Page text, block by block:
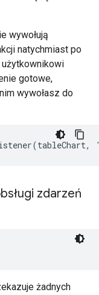
wywołują
natychmiast po
użytkownikowi
gotowe,
wywołasz do
(tableChart,
zdarzeń
żadnych